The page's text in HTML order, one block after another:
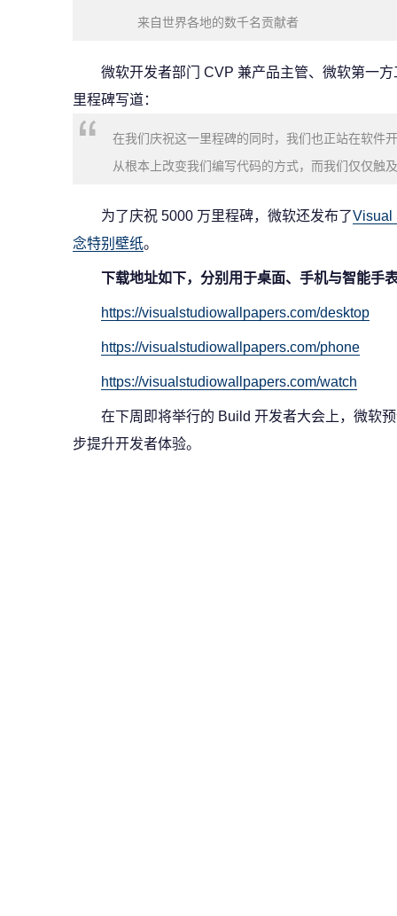
来自世界各地的数千名贡献者
微软开发者部门 CVP 兼产品主管、微软第一
里程碑写道：
在我们庆祝这一里程碑的同时，我们也正站在软件
从根本上改变我们编写代码的方式，而我们仅仅触
为了庆祝 5000 万里程碑，微软还发布了Visual
念特别壁纸。
下载地址如下，分别用于桌面、手机与智能手
https://visualstudiowallpapers.com/desktop
https://visualstudiowallpapers.com/phone
https://visualstudiowallpapers.com/watch
在下周即将举行的 Build 开发者大会上，微软
步提升开发者体验。